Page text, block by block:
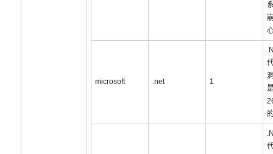
microsoft .net 1